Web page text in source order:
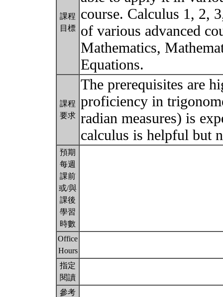
課程
目標
course. Calculus 1, 2,
of various advanced
Mathematics,
Equations.
課程
要求
The prerequisites are
proficiency in
radian measures) is
calculus is helpful but
預期
每週
課前
或/與
課後
學習
時數
Office
Hours
指定
閱讀
參考